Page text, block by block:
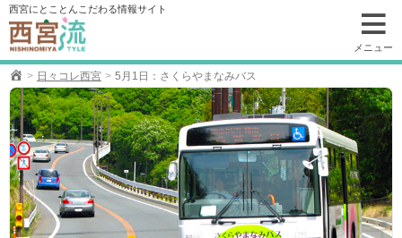
コ
ン
テ
ン
ツ
へ
移
動
西宮にとことんこだわる情報サイト
メニュー
日々コレ西宮 5月1日：さくらやまなみバス